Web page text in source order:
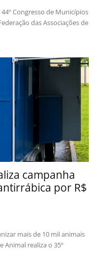
44º Congresso de Municípios
das Associações de
campanha
por R$
Animal realiza o 35º